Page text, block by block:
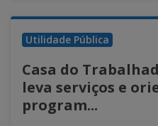
Utilidade Pública
Casa do
leva serviços e
program...